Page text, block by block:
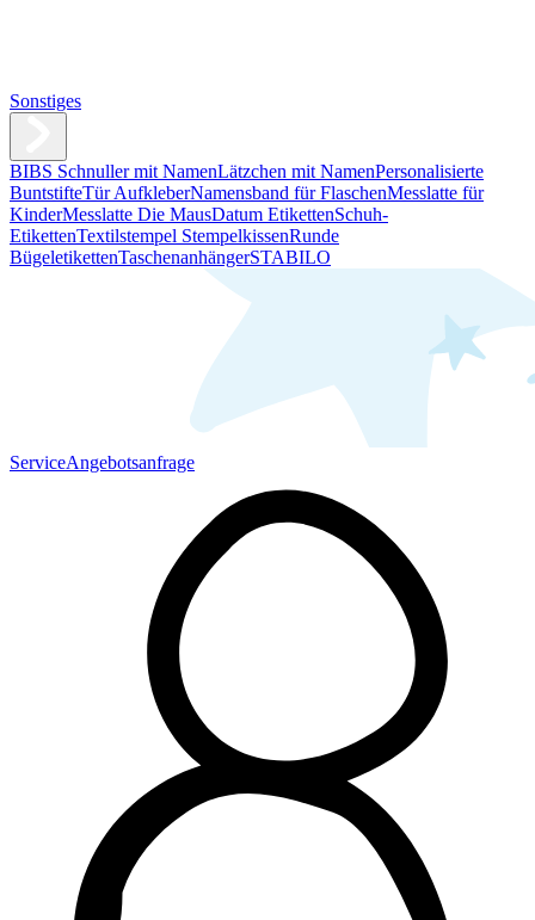
Sonstiges
BIBS Schnuller mit NamenLätzchen mit NamenPersonalisierte
BuntstifteTür AufkleberNamensband für FlaschenMesslatte für
KinderMesslatte Die MausDatum EtikettenSchuh-
EtikettenTextilstempel StempelkissenRunde
BügeletikettenTaschenanhängerSTABILO
ServiceAngebotsanfrage